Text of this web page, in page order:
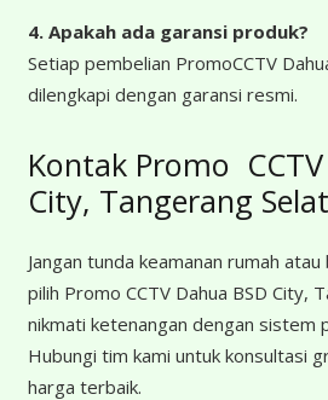
4. Apakah ada garansi produk?
Setiap pembelian PromoCCTV
dilengkapi dengan garansi resmi.
Kontak Promo
City, Tangerang
Jangan tunda keamanan rumah
pilih Promo CCTV Dahua BSD City,
nikmati ketenangan dengan sistem
Hubungi tim kami untuk konsultasi
harga terbaik.